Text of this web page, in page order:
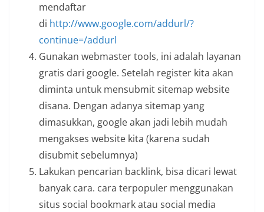
mendaftar
di http://www.google.com/addurl/?
continue=/addurl
Gunakan webmaster tools, ini adalah layanan
gratis dari google. Setelah register kita akan
diminta untuk mensubmit sitemap website
disana. Dengan adanya sitemap yang
dimasukkan, google akan jadi lebih mudah
mengakses website kita (karena sudah
disubmit sebelumnya)
Lakukan pencarian backlink, bisa dicari lewat
banyak cara. cara terpopuler menggunakan
situs social bookmark atau social media